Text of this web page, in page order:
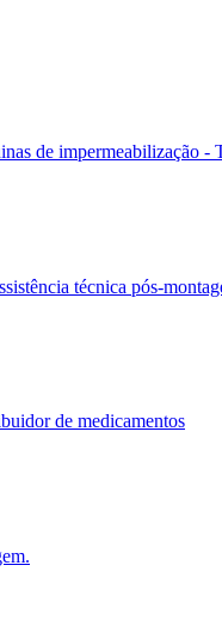
de impermeabilização -
técnica pós-
de medicamentos